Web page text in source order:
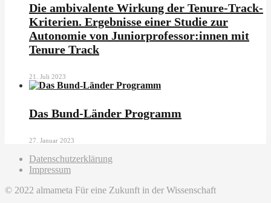
Die ambivalente Wirkung der Tenure-Track-
Kriterien. Ergebnisse einer Studie zur
Autonomie von Juniorprofessor:innen mit
Tenure Track
21. Juli 2023
Das Bund-Länder Programm
27. Januar 2023
Datenschutzerklärung
Impressum
© 2022 almameta Für eine Zukunft in der Wissenschaft